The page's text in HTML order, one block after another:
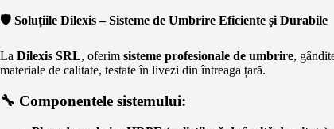
🛡️ Soluțiile Dilexis – Sisteme de Umbrire Eficiente și Durabile
La Dilexis SRL, oferim sisteme profesionale de umbrire,
materiale de calitate, testate în livezi din întreaga țară.
🔧 Componentele sistemului: